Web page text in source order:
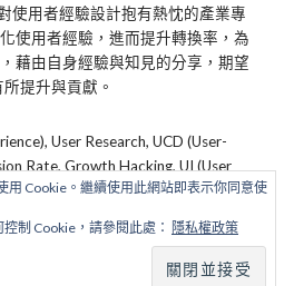
使用者經驗設計抱有熱忱的產業專
使用者經驗，進而提升轉換率，為
藉由自身經驗與知見的分享，期望
提升與貢獻。
User Research, UCD (User-
Rate, Growth Hacking, UI (User
Service Design
用 Cookie。繼續使用此網站即表示你同意使
制 Cookie，請參閱此處： 隱私權政策